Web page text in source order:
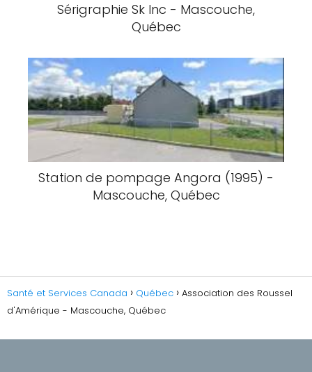
Sérigraphie Sk Inc - Mascouche,
Québec
Station de pompage Angora (1995) -
Mascouche, Québec
Santé et Services Canada Québec
Association des Roussel
d'Amérique - Mascouche, Québec